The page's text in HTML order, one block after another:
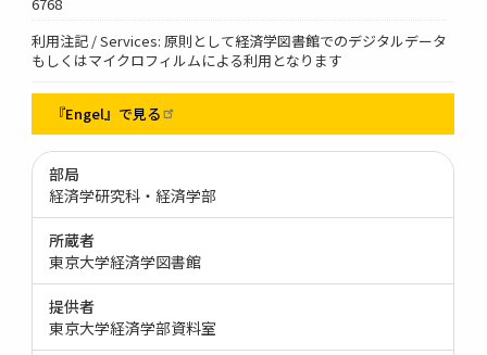
利用注記 / Services: 原則として経済学図書館でのデジタルデータ
もしくはマイクロフィルムによる利用となります
『Engel』で見る
部局
経済学研究科・経済学部
所蔵者
東京大学経済学図書館
提供者
東京大学経済学部資料室